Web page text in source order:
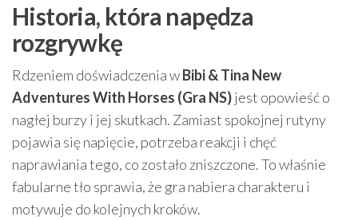
Historia, która napędza
rozgrywkę
Rdzeniem doświadczenia wBibi & Tina New
Adventures With Horses (Gra NS)jest opowieść o
nagłej burzy i jej skutkach. Zamiast spokojnej rutyny
pojawia się napięcie, potrzeba reakcji i chęć
naprawiania tego, co zostało zniszczone. To właśnie
fabularne tło sprawia, że gra nabiera charakteru i
motywuje do kolejnych kroków.